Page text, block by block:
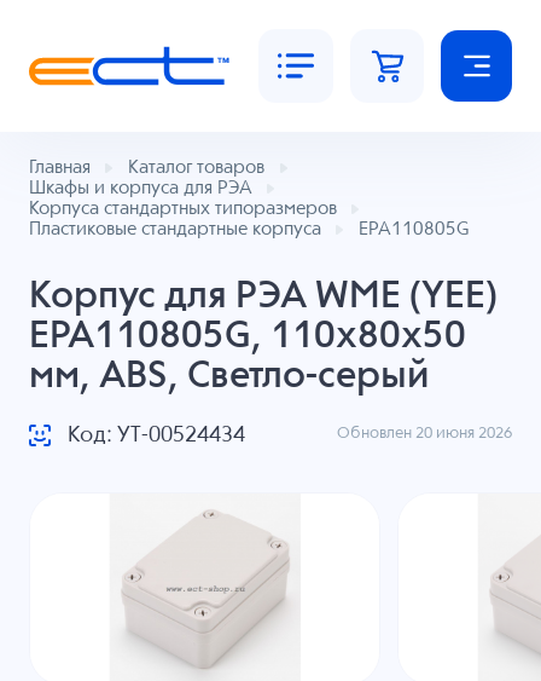
Главная
Каталог товаров
Шкафы и корпуса для РЭА
Корпуса стандартных типоразмеров
Пластиковые стандартные корпуса
EPA110805G
Корпус для РЭА WME (YEE)
EPA110805G, 110x80x50
мм, ABS, Светло-серый
Код: УТ-00524434 Обновлен 20 июня 2026